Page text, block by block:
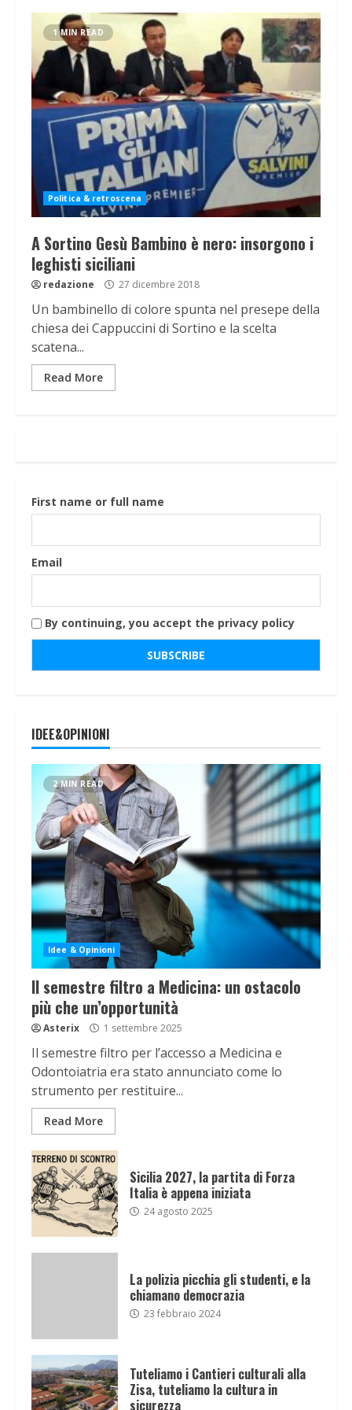
1 MIN READ
Politica & retroscena
A Sortino Gesù Bambino è nero: insorgono i
leghisti siciliani
redazione 27 dicembre 2018
Un bambinello di colore spunta nel presepe della
chiesa dei Cappuccini di Sortino e la scelta
scatena...
Read More
First name or full name
Email
By continuing, you accept the privacy policy
IDEE&OPINIONI
2 MIN READ
Idee & Opinioni
Il semestre filtro a Medicina: un ostacolo
più che un’opportunità
Asterix 1 settembre 2025
Il semestre filtro per l’accesso a Medicina e
Odontoiatria era stato annunciato come lo
strumento per restituire...
Read More
Sicilia 2027, la partita di Forza
Italia è appena iniziata
24 agosto 2025
La polizia picchia gli studenti, e la
chiamano democrazia
23 febbraio 2024
Tuteliamo i Cantieri culturali alla
Zisa, tuteliamo la cultura in
sicurezza